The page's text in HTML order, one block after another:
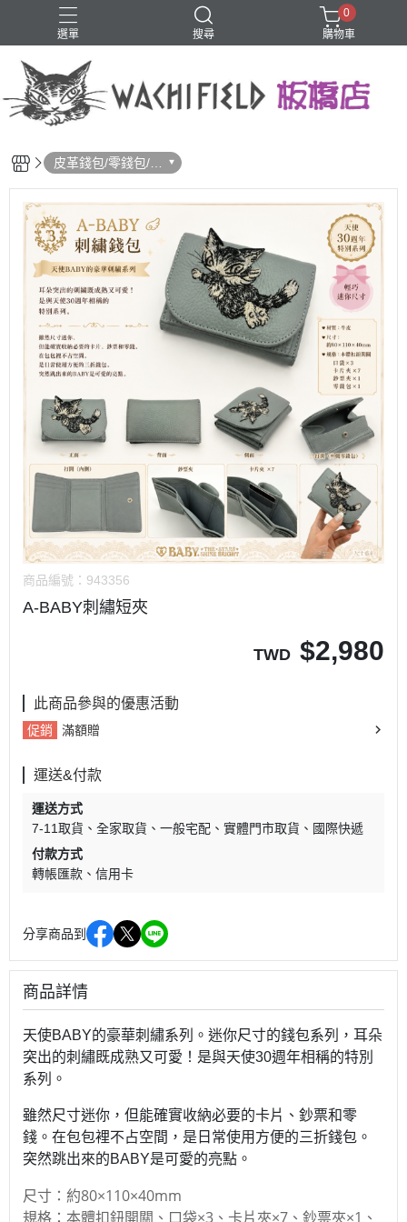
選單 搜尋
鑰匙圈
0
購物車
皮革錢包/零錢包/卡
夾
商品編號： 943356
A-BABY刺繡短夾
TWD $2,980
此商品參與的優惠活動
促銷 滿額贈
運送&付款
運送方式
7-11取貨
全家取貨 一般宅配 實體門市取貨
國際快遞
付款方式
轉帳匯款
信用卡
分享商品到
商品詳情
天使BABY的豪華刺繡系列。迷你尺寸的錢包系列，耳朵
突出的刺繡既成熟又可愛！是與天使30週年相稱的特別
系列。
雖然尺寸迷你，但能確實收納必要的卡片、鈔票和零
錢。在包包裡不占空間，是日常使用方便的三折錢包。
突然跳出來的BABY是可愛的亮點。
尺寸：約80×110×40mm
規格：本體扣鈕開關、口袋×3、卡片夾×7、鈔票夾×1、